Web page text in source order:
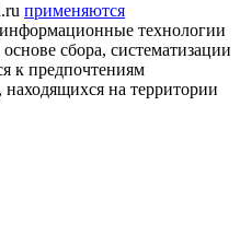
применяются
технологии
сбора, систематизации
к предпочтениям
находящихся на территории